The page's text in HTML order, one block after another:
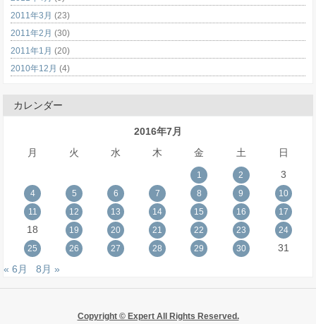
2011年3月 (23)
2011年2月 (30)
2011年1月 (20)
2010年12月 (4)
カレンダー
2016年7月
月
火 水 木 金 土 日
1 2 3
4 5 6 7 8 9
10
11
12 13 14 15 16 17
18 19 20 21 22 23
24
25
26 27 28 29 30
31
« 6月
8月 »
Copyright © Expert All Rights Reserved.